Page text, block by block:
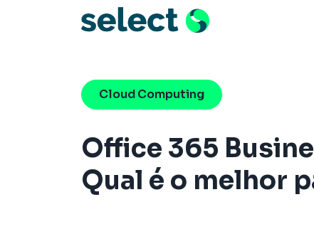
Menu de
Cloud Computing
Office 365
Qual é o melhor